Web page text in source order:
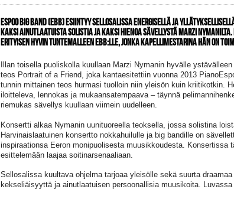
ESPOO BIG BAND (EBB) ESIINTYY SELLOSALISSA ENERGISELLÄ JA
KAKSI AINUTLAATUISTA SOLISTIA JA KAKSI HIENOA SÄVELLYSTÄ MARZI
ERITYISEN HYVIN TUNTEMALLEEN EBB:LLE, JONKA KAPELLIMESTARINA HÄN ON
Illan toisella puoliskolla kuullaan Marzi Nymanin hyvälle
teos Portrait of a Friend, joka kantaesitettiin vuonna 2013
tunnin mittainen teos hurmasi tuolloin niin yleisön kuin kriitikotkin.
iloitteleva, lennokas ja mukaansatempaava – täynnä
riemukas sävellys kuullaan viimein uudelleen.
Konsertti alkaa Nymanin uunituoreella teoksella, jossa solistina
Harvinaislaatuinen konsertto nokkahuilulle ja big bandille on
inspiraationsa Eeron monipuolisesta muusikkoudesta. Konsertissa
esittelemään laajaa soitinarsenaaliaan.
Sellosalissa kuultava ohjelma tarjoaa yleisölle sekä suurta
kekseliäisyyttä ja ainutlaatuisen persoonallisia muusikoita.